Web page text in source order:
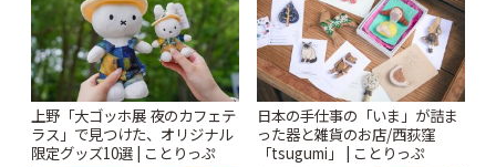
上野「大ゴッホ展 夜のカフェテ
ラス」で見つけた、オリジナル
限定グッズ10選 | ことりっぷ
日本の手仕事の「いま」が詰ま
った器と雑貨のお店/西荻窪
「tsugumi」 | ことりっぷ